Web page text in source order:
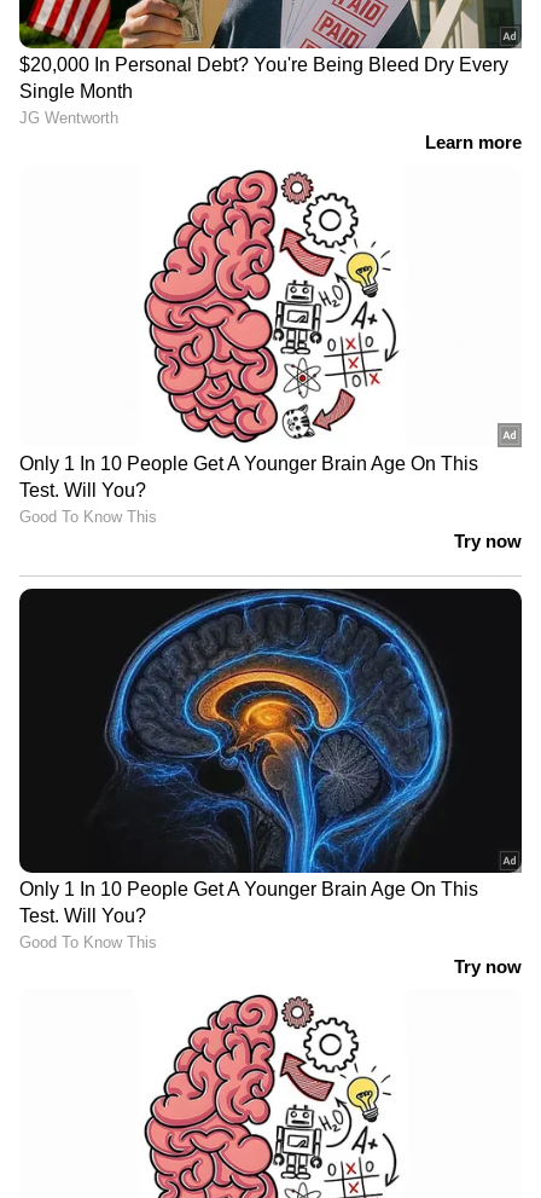
ആശ്വാസം
ദില്ലിയിൽ റെഡ് അലർട്ട് പ്രഖ്യാപിച്ചു;
കനത്ത മഴ തുടരുമെന്ന് മുന്നറിയിപ്പ്